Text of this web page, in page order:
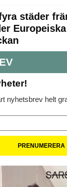
städer
Europeiska
nyhetsbrev helt